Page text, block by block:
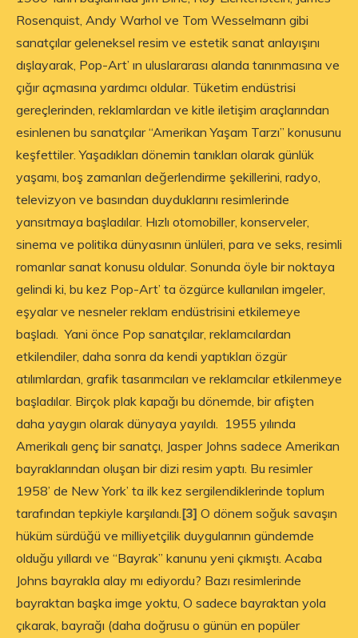
Rosenquist, Andy Warhol ve Tom Wesselmann gibi
sanatçılar geleneksel resim ve estetik sanat anlayışını
dışlayarak, Pop-Art’ ın uluslararası alanda tanınmasına ve
çığır açmasına yardımcı oldular. Tüketim endüstrisi
gereçlerinden, reklamlardan ve kitle iletişim araçlarından
esinlenen bu sanatçılar “Amerikan Yaşam Tarzı” konusunu
keşfettiler. Yaşadıkları dönemin tanıkları olarak günlük
yaşamı, boş zamanları değerlendirme şekillerini, radyo,
televizyon ve basından duyduklarını resimlerinde
yansıtmaya başladılar. Hızlı otomobiller, konserveler,
sinema ve politika dünyasının ünlüleri, para ve seks, resimli
romanlar sanat konusu oldular. Sonunda öyle bir noktaya
gelindi ki, bu kez Pop-Art’ ta özgürce kullanılan imgeler,
eşyalar ve nesneler reklam endüstrisini etkilemeye
başladı. Yani önce Pop sanatçılar, reklamcılardan
etkilendiler, daha sonra da kendi yaptıkları özgür
atılımlardan, grafik tasarımcıları ve reklamcılar etkilenmeye
başladılar. Birçok plak kapağı bu dönemde, bir afişten
daha yaygın olarak dünyaya yayıldı. 1955 yılında
Amerikalı genç bir sanatçı, Jasper Johns sadece Amerikan
bayraklarından oluşan bir dizi resim yaptı. Bu resimler
1958’ de New York’ ta ilk kez sergilendiklerinde toplum
tarafından tepkiyle karşılandı. [3] O dönem soğuk savaşın
hüküm sürdüğü ve milliyetçilik duygularının gündemde
olduğu yıllardı ve “Bayrak” kanunu yeni çıkmıştı. Acaba
Johns bayrakla alay mı ediyordu? Bazı resimlerinde
bayraktan başka imge yoktu, O sadece bayraktan yola
çıkarak, bayrağı (daha doğrusu o günün en popüler